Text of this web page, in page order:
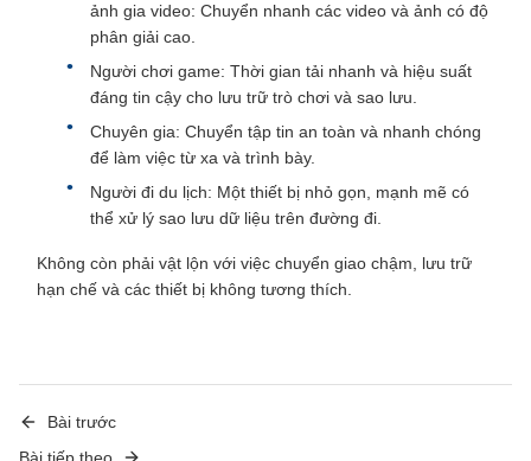
ảnh gia video: Chuyển nhanh các video và ảnh có độ
phân giải cao.
Người chơi game: Thời gian tải nhanh và hiệu suất
đáng tin cậy cho lưu trữ trò chơi và sao lưu.
Chuyên gia: Chuyển tập tin an toàn và nhanh chóng
để làm việc từ xa và trình bày.
Người đi du lịch: Một thiết bị nhỏ gọn, mạnh mẽ có
thể xử lý sao lưu dữ liệu trên đường đi.
Không còn phải vật lộn với việc chuyển giao chậm, lưu trữ
hạn chế và các thiết bị không tương thích.
Bài trước